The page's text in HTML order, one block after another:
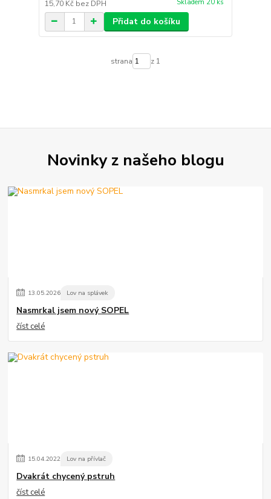
15,70 Kč bez DPH Skladem 20 ks
Přidat do košíku
strana z 1
Novinky z našeho blogu
13.05.2026 Lov na splávek
Nasmrkal jsem nový SOPEL
číst celé
15.04.2022 Lov na přívlač
Dvakrát chycený pstruh
číst celé